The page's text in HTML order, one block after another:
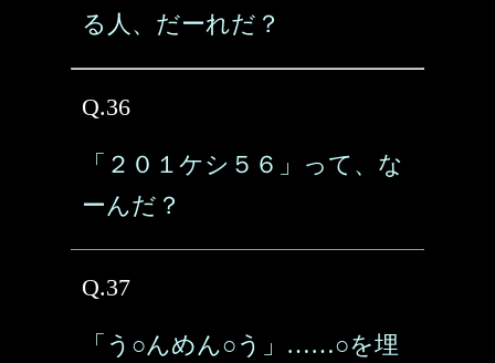
る人、だーれだ？
Q.36
「２０１ケシ５６」って、な
ーんだ？
Q.37
「う○んめん○う」……○を埋